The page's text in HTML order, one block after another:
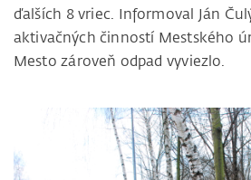
ďalších 8 vriec. Informoval Ján
aktivačných činností Mestského
Mesto zároveň odpad vyviezlo.